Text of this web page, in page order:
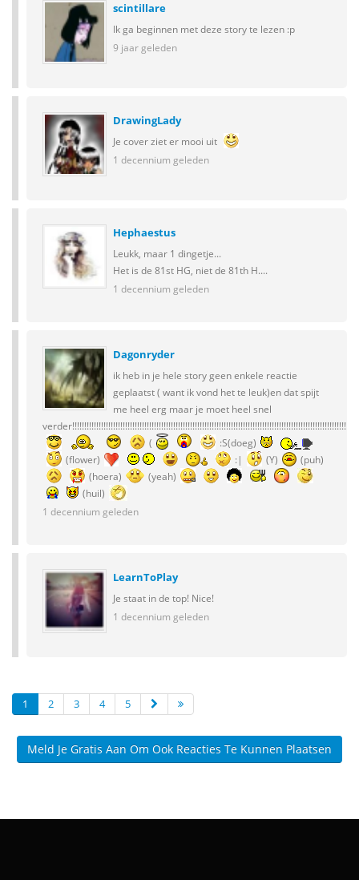
scintillare
Ik ga beginnen met deze story te lezen :p
9 jaar geleden
DrawingLady
Je cover ziet er mooi uit
1 decennium geleden
Hephaestus
Leukk, maar 1 dingetje...
Het is de 81st HG, niet de 81th H....
1 decennium geleden
Dagonryder
ik heb in je hele story geen enkele reactie
geplaatst ( want ik vond het te leuk)en dat spijt
me heel erg maar je moet heel snel
(
:S(doeg)
(flower)
:| (Y)
(puh)
(hoera)
(yeah)
(huil)
1 decennium geleden
LearnToPlay
Je staat in de top! Nice!
1 decennium geleden
1 2 3 4 5
Meld Je Gratis Aan Om Ook Reacties Te Kunnen Plaatsen